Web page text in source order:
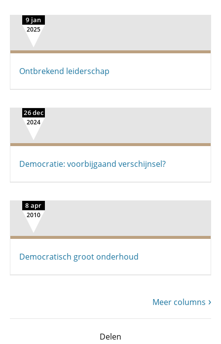
9 jan
2025
Ontbrekend leiderschap
26 dec
2024
Democratie: voorbijgaand verschijnsel?
8 apr
2010
Democratisch groot onderhoud
Meer columns
Delen